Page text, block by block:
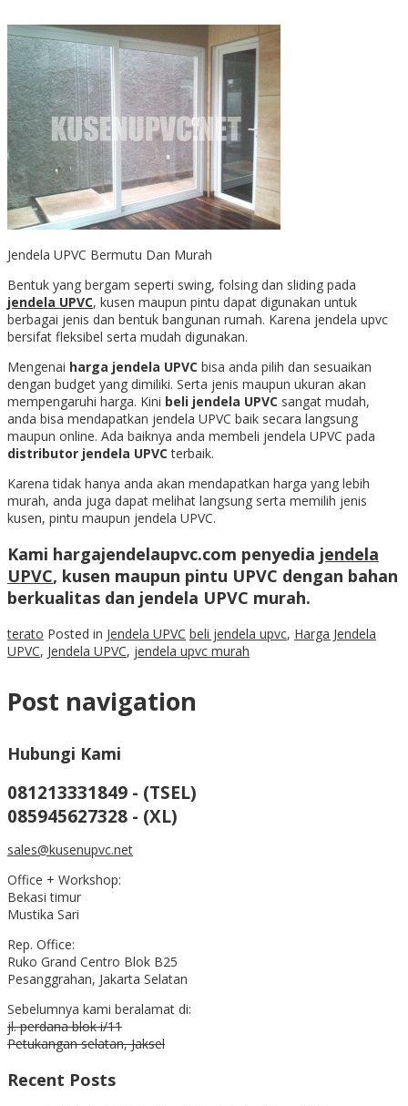
Jendela UPVC Bermutu Dan Murah
Bentuk yang bergam seperti swing, folsing dan sliding pada
jendela UPVC, kusen maupun pintu dapat digunakan untuk
berbagai jenis dan bentuk bangunan rumah. Karena jendela upvc
bersifat fleksibel serta mudah digunakan.
Mengenai harga jendela UPVC bisa anda pilih dan sesuaikan
dengan budget yang dimiliki. Serta jenis maupun ukuran akan
mempengaruhi harga. Kini beli jendela UPVC sangat mudah,
anda bisa mendapatkan jendela UPVC baik secara langsung
maupun online. Ada baiknya anda membeli jendela UPVC pada
distributor jendela UPVCterbaik.
Karena tidak hanya anda akan mendapatkan harga yang lebih
murah, anda juga dapat melihat langsung serta memilih jenis
kusen, pintu maupun jendela UPVC.
Kami hargajendelaupvc.com penyedia jendela
UPVC, kusen maupun pintu UPVC dengan bahan
berkualitas dan jendela UPVC murah.
terato Posted in Jendela UPVC beli jendela upvc, Harga Jendela
UPVC, Jendela UPVC, jendela upvc murah
Post navigation
Hubungi Kami
081213331849 - (TSEL)
085945627328 - (XL)
sales@kusenupvc.net
Office + Workshop:
Bekasi timur
Mustika Sari
Rep. Office:
Ruko Grand Centro Blok B25
Pesanggrahan, Jakarta Selatan
Sebelumnya kami beralamat di:
jl. perdana blok i/11
Petukangan selatan, Jaksel
Recent Posts